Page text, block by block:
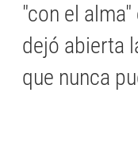
"con el
dejó abierta
que nunca